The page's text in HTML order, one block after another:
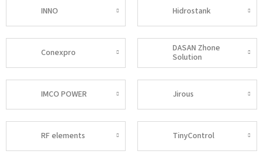
INNO Hidrostank
Conexpro
DASAN Zhone
Solution
IMCO POWER Jirous
RF elements TinyControl